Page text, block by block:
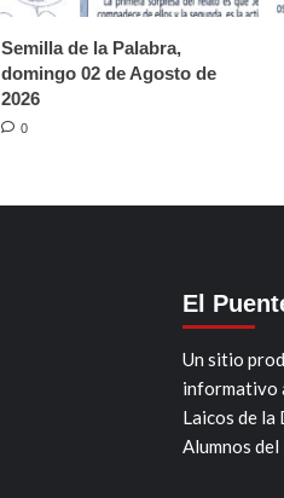
Semilla de la Palabra,
domingo 02 de Agosto de
2026
0
El
Un sitio
informativo
Laicos de la
Alumnos